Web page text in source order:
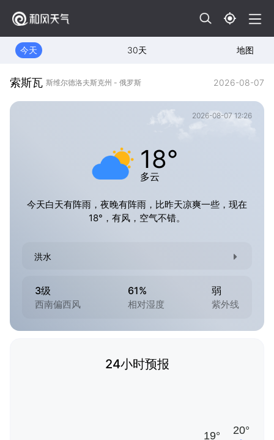
今天 30天 地图
索斯瓦 斯维尔德洛夫斯克州 - 俄罗斯 2026-08-07
2026-08-07 12:26
18°
多云
今天白天有阵雨，夜晚有阵雨，比昨天凉爽一些，现在
18°，有风，空气不错。
洪水
3级
西南偏西风
61%
相对湿度
弱
紫外线
24小时预报